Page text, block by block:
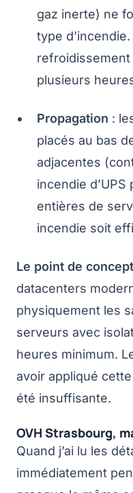
gaz inerte) ne
type
refroidissement
plusieurs
Propagation :
placés au bas
adjacentes
incendie
entières de
incendie soit
Le point de
datacenters
physiquement les
serveurs avec
heures minimum.
avoir appliqué
été insuffisante.
OVH Strasbourg,
Quand j’ai lu les
immédiatement